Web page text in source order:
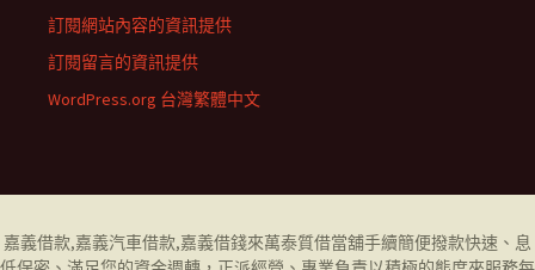
訂閱網站內容的資訊提供
訂閱留言的資訊提供
WordPress.org 台灣繁體中文
嘉義借款,嘉義汽車借款,嘉義借錢來萬泰質借當舖手續簡便撥款快速、息